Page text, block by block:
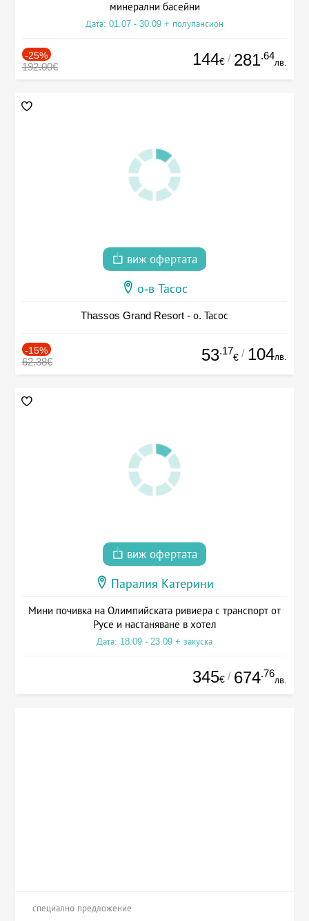
минерални басейни
Дата: 01.07 - 30.09 + полупансион
-25%
192.00€ 144€ / 281.64
лв.
виж офертата
о-в Тасос
Thassos Grand Resort - о. Тасос
-15%
62.38€ 53.17
€ / 104лв.
виж офертата
Паралия Катерини
Мини почивка на Олимпийската ривиера с транспорт от
Русе и настаняване в хотел
Дата: 18.09 - 23.09 + закуска
345€ / 674.76
лв.
специално предложение